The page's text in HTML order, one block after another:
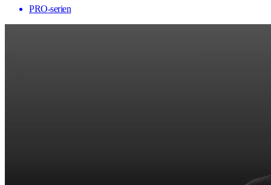
PRO-serien